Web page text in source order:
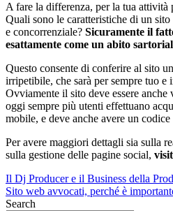
A fare la differenza, per la tua attività
Quali sono le caratteristiche di un
e concorrenziale? Sicuramente il
esattamente come un abito
Questo consente di conferire al sito
irripetibile, che sarà per sempre tuo e
Ovviamente il sito deve essere
oggi sempre più utenti effettuano
mobile, e deve anche avere un
Per avere maggiori dettagli sia sulla
sulla gestione delle pagine social,
Navigazione
articoli
Il Dj Producer e il Business della
Sito web avvocati, perché è
Search